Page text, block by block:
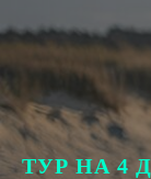
ТУР НА 4